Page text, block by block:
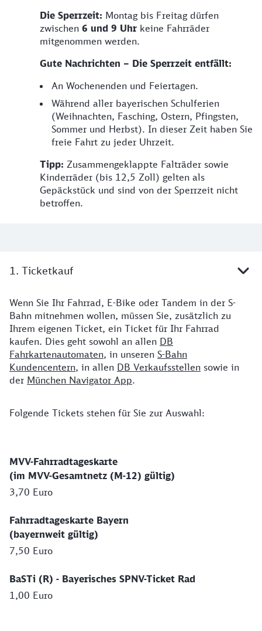
Die Sperrzeit: Montag bis Freitag dürfen
zwischen 6 und 9 Uhr keine Fahrräder
mitgenommen werden.
Gute Nachrichten – Die Sperrzeit entfällt:
An Wochenenden und Feiertagen.
Während aller bayerischen Schulferien
(Weihnachten, Fasching, Ostern, Pfingsten,
Sommer und Herbst). In dieser Zeit haben Sie
freie Fahrt zu jeder Uhrzeit.
Tipp: Zusammengeklappte Falträder sowie
Kinderräder (bis 12,5 Zoll) gelten als
Gepäckstück und sind von der Sperrzeit nicht
betroffen.
1. Ticketkauf
Wenn Sie Ihr Fahrrad, E-Bike oder Tandem in der S-
Bahn mitnehmen wollen, müssen Sie, zusätzlich zu
Ihrem eigenen Ticket, ein Ticket für Ihr Fahrrad
kaufen. Dies geht sowohl an allen DB
Fahrkartenautomaten, in unseren S-Bahn
Kundencentern, in allen DB Verkaufsstellen sowie in
der München Navigator App.
Folgende Tickets stehen für Sie zur Auswahl:
MVV-Fahrradtageskarte
(im MVV-Gesamtnetz (M-12) gültig)
3,70 Euro
Fahrradtageskarte Bayern
(bayernweit gültig)
7,50 Euro
BaSTi (R) - Bayerisches SPNV-Ticket Rad
1,00 Euro